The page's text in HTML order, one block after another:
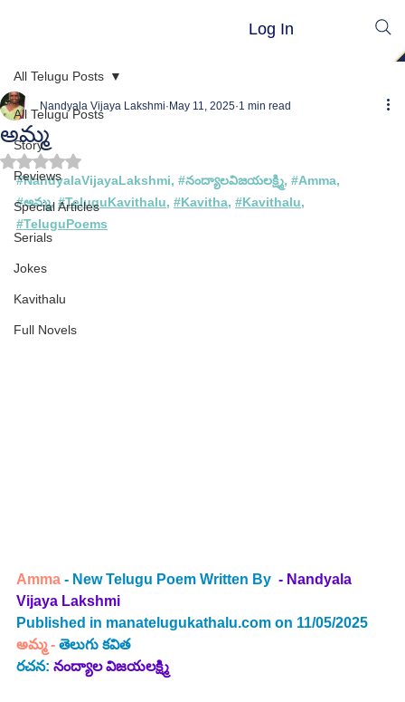
Log In
All Telugu Posts
Story
Reviews
Special Articles
Serials
Jokes
Kavithalu
Full Novels
All Telugu Posts
అమ్మ
Nandyala Vijaya Lakshmi May 11, 2025 1 min read
Rated NaN out of 5 stars.
#NandyalaVijayaLakshmi, #నంద్యాలవిజయలక్ష్మి, #Amma,
#అమ్మ, #TeluguKavithalu, #Kavitha, #Kavithalu,
#TeluguPoems
Amma - New Telugu Poem Written By - Nandyala
Vijaya Lakshmi
Published in manatelugukathalu.com on 11/05/2025
అమ్మ - తెలుగు కవిత
రచన: నంద్యాల విజయలక్ష్మి